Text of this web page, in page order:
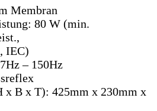
Membran
80 W (min.
IEC)
– 150Hz
x B x T): 425mm x 230mm x